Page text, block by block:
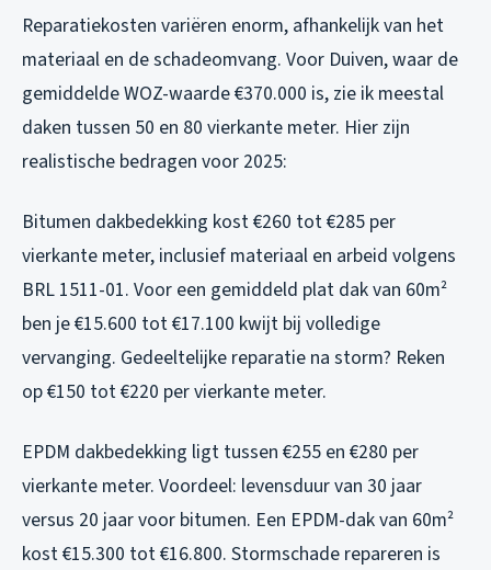
Reparatiekosten variëren enorm, afhankelijk van het
materiaal en de schadeomvang. Voor Duiven, waar de
gemiddelde WOZ-waarde €370.000 is, zie ik meestal
daken tussen 50 en 80 vierkante meter. Hier zijn
realistische bedragen voor 2025:
Bitumen dakbedekking kost €260 tot €285 per
vierkante meter, inclusief materiaal en arbeid volgens
BRL 1511-01. Voor een gemiddeld plat dak van 60m²
ben je €15.600 tot €17.100 kwijt bij volledige
vervanging. Gedeeltelijke reparatie na storm? Reken
op €150 tot €220 per vierkante meter.
EPDM dakbedekking ligt tussen €255 en €280 per
vierkante meter. Voordeel: levensduur van 30 jaar
versus 20 jaar voor bitumen. Een EPDM-dak van 60m²
kost €15.300 tot €16.800. Stormschade repareren is